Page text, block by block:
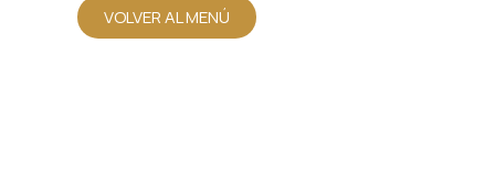
VOLVER AL MENÚ